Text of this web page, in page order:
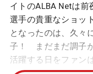
イトのALBA Netは
選手の貴重なショッ
となったのは、久々
子！ まだまだ調子
活躍する日をファン